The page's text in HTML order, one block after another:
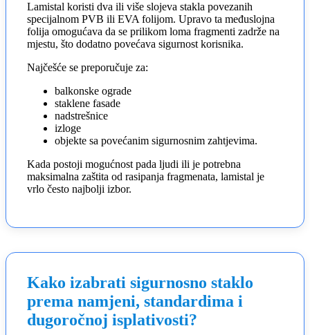
Lamistal koristi dva ili više slojeva stakla povezanih
specijalnom PVB ili EVA folijom. Upravo ta međuslojna
folija omogućava da se prilikom loma fragmenti zadrže na
mjestu, što dodatno povećava sigurnost korisnika.
Najčešće se preporučuje za:
balkonske ograde
staklene fasade
nadstrešnice
izloge
objekte sa povećanim sigurnosnim zahtjevima.
Kada postoji mogućnost pada ljudi ili je potrebna
maksimalna zaštita od rasipanja fragmenata, lamistal je
vrlo često najbolji izbor.
Kako izabrati sigurnosno staklo
prema namjeni, standardima i
dugoročnoj isplativosti?